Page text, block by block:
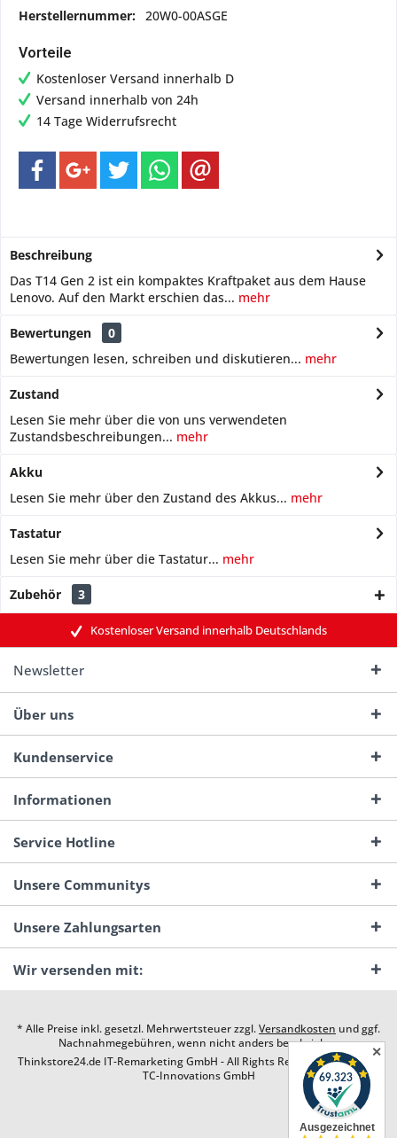
Herstellernummer: 20W0-00ASGE
Vorteile
Kostenloser Versand innerhalb D
Versand innerhalb von 24h
14 Tage Widerrufsrecht
Beschreibung
Das T14 Gen 2 ist ein kompaktes Kraftpaket aus dem Hause
Lenovo. Auf den Markt erschien das... mehr
Bewertungen
0
Bewertungen lesen, schreiben und diskutieren... mehr
Zustand
Lesen Sie mehr über die von uns verwendeten
Zustandsbeschreibungen... mehr
Akku
Lesen Sie mehr über den Zustand des Akkus... mehr
Tastatur
Lesen Sie mehr über die Tastatur... mehr
Zubehör 3
Kostenloser Versand innerhalb Deutschlands
Newsletter
Über uns
Kundenservice
Informationen
Service Hotline
Unsere Communitys
Unsere Zahlungsarten
Wir versenden mit:
* Alle Preise inkl. gesetzl. Mehrwertsteuer zzgl.Versandkosten und ggf.
Nachnahmegebühren, wenn nicht anders beschrieben
Thinkstore24.de IT-Remarketing GmbH - All Rights Reserved. Design by
TC-Innovations GmbH
✕